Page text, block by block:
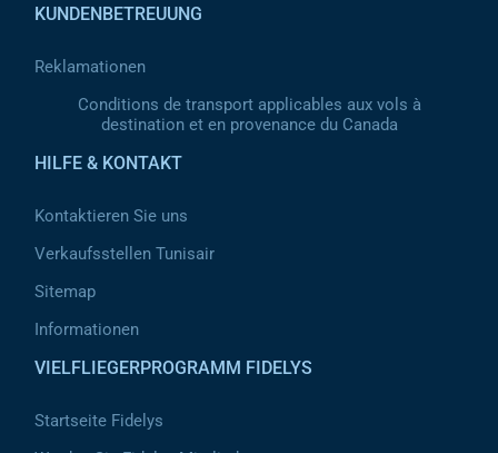
KUNDENBETREUUNG
Reklamationen
Conditions de transport applicables aux vols à
destination et en provenance du Canada
HILFE & KONTAKT
Kontaktieren Sie uns
Verkaufsstellen Tunisair
Sitemap
Informationen
VIELFLIEGERPROGRAMM FIDELYS
Startseite Fidelys